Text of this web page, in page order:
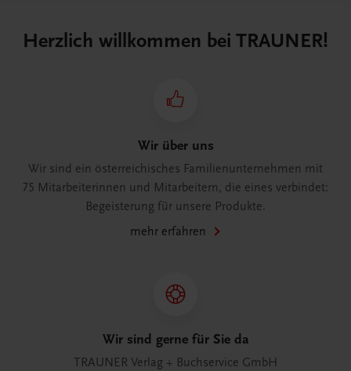
Herzlich willkommen bei TRAUNER!
Wir über uns
Wir sind ein österreichisches Familienunternehmen mit
75 Mitarbeiterinnen und Mitarbeitern, die eines verbindet:
Begeisterung für unsere Produkte.
mehr erfahren
Wir sind gerne für Sie da
TRAUNER Verlag + Buchservice GmbH